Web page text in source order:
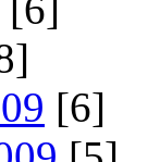
[6]